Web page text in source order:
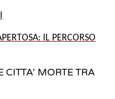
IL PERCORSO
MORTE TRA